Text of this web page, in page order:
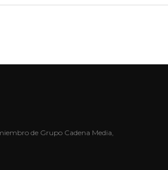
de Grupo Cadena Media,